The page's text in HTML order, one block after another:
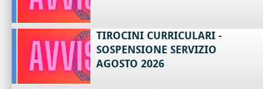
TIROCINI CURRICULARI -
SOSPENSIONE SERVIZIO
AGOSTO 2026